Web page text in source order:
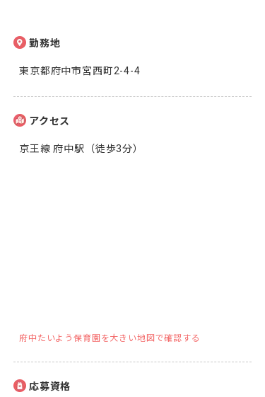
勤務地
東京都府中市宮西町2-4-4
アクセス
京王線 府中駅（徒歩3分）
府中たいよう保育園を大きい地図で確認する
応募資格